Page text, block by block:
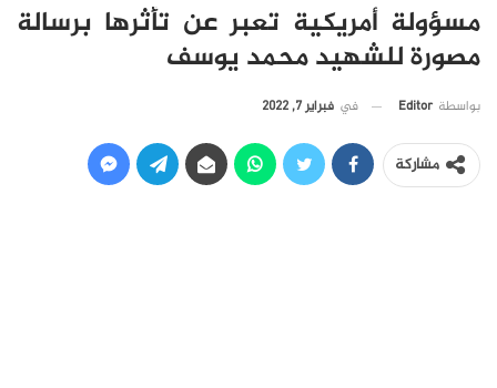
مسؤولة أمريكية تعبر عن تأثرها برسالة
مصورة للشهيد محمد يوسف
بواسطة Editor في فبراير 7, 2022
مشاركة